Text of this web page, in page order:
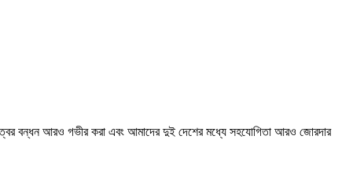
বন্ধন আরও গভীর করা এবং আমাদের দুই দেশের মধ্যে সহযোগিতা আরও জোরদার